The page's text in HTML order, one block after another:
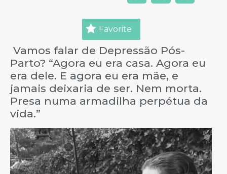
Favorite
Vamos falar de Depressão Pós-
Parto? “Agora eu era casa. Agora eu
era dele. E agora eu era mãe, e
jamais deixaria de ser. Nem morta.
Presa numa armadilha perpétua da
vida.”